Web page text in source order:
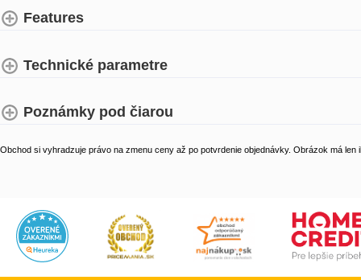
Features
Technické parametre
Poznámky pod čiarou
Obchod si vyhradzuje právo na zmenu ceny až po potvrdenie objednávky. Obrázok má len